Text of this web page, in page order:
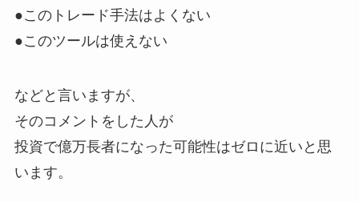
●このトレード手法はよくない
●このツールは使えない
などと言いますが、
そのコメントをした人が
投資で億万長者になった可能性はゼロに近いと思
います。